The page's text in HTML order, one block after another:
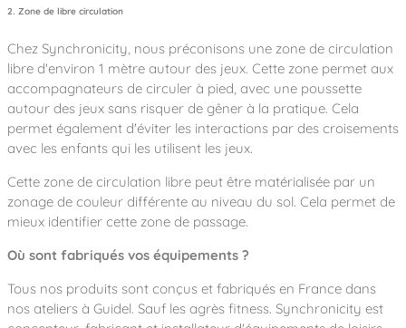
2. Zone de libre circulation
Chez Synchronicity, nous préconisons une zone de circulation
libre d'environ 1 mètre autour des jeux. Cette zone permet aux
accompagnateurs de circuler à pied, avec une poussette
autour des jeux sans risquer de gêner à la pratique. Cela
permet également d'éviter les interactions par des croisements
avec les enfants qui les utilisent les jeux.
Cette zone de circulation libre peut être matérialisée par un
zonage de couleur différente au niveau du sol. Cela permet de
mieux identifier cette zone de passage.
Où sont fabriqués vos équipements ?
Tous nos produits sont conçus et fabriqués en France dans
nos ateliers à Guidel. Sauf les agrès fitness. Synchronicity est